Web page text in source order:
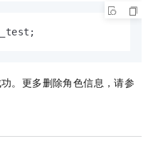
。更多删除角色信息，请参